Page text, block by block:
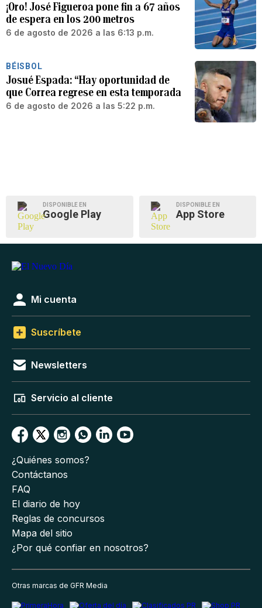
¡Oro! José Figueroa pone fin a 67 años
de espera en los 200 metros
6 de agosto de 2026 a las 6:13 p.m.
BÉISBOL
Josué Espada: “Hay oportunidad de
que Correa regrese en esta temporada
6 de agosto de 2026 a las 5:22 p.m.
DISPONIBLE EN
Google Play
DISPONIBLE EN
App Store
Mi cuenta
Suscríbete
Newsletters
Servicio al cliente
¿Quiénes somos?
Contáctanos
FAQ
El diario de hoy
Reglas de concursos
Mapa del sitio
¿Por qué confiar en nosotros?
Otras marcas de GFR Media